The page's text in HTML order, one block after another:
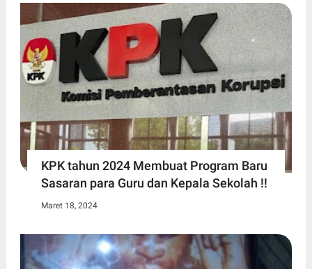
KPK tahun 2024 Membuat Program Baru
Sasaran para Guru dan Kepala Sekolah !!
Maret 18, 2024